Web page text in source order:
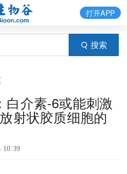
搜索
打开APP
白介素-6或能刺激
射状胶质细胞的
10:39